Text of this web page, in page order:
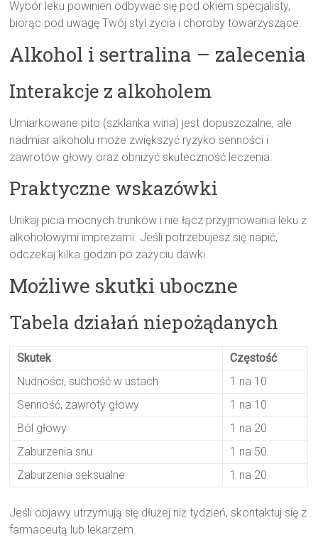
Wybór leku powinien odbywać się pod okiem specjalisty,
biorąc pod uwagę Twój styl życia i choroby towarzyszące.
Alkohol i sertralina – zalecenia
Interakcje z alkoholem
Umiarkowane pito (szklanka wina) jest dopuszczalne, ale
nadmiar alkoholu może zwiększyć ryzyko senności i
zawrotów głowy oraz obniżyć skuteczność leczenia.
Praktyczne wskazówki
Unikaj picia mocnych trunków i nie łącz przyjmowania leku z
alkoholowymi imprezami. Jeśli potrzebujesz się napić,
odczekaj kilka godzin po zażyciu dawki.
Możliwe skutki uboczne
Tabela działań niepożądanych
Skutek
Częstość
Nudności, suchość w ustach
1 na 10
Senność, zawroty głowy
1 na 10
Ból głowy
1 na 20
Zaburzenia snu
1 na 50
Zaburzenia seksualne
1 na 20
Jeśli objawy utrzymują się dłużej niż tydzień, skontaktuj się z
farmaceutą lub lekarzem.